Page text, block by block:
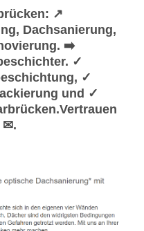
↗️
Dachsanierung,
➡️
✓
✓
und ✓
✉.